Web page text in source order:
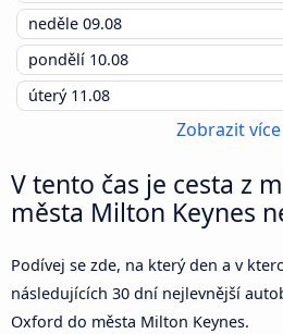
neděle 09.08
pondělí 10.08
úterý 11.08
Zobrazit
V tento čas je cesta z
města Milton Keynes
Podívej se zde, na který den a v
následujících 30 dní nejlevnější
Oxford do města Milton Keynes.